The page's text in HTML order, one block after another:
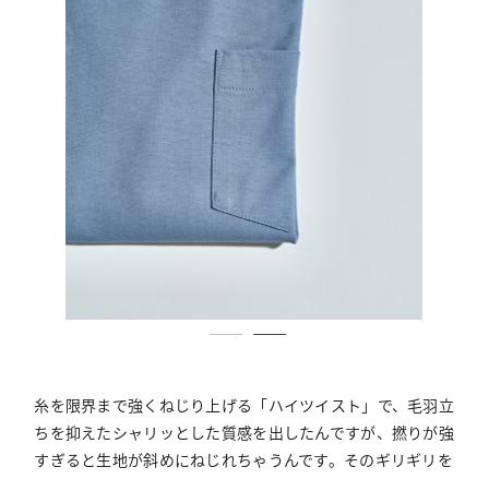
糸を限界まで強くねじり上げる「ハイツイスト」で、毛羽立
ちを抑えたシャリッとした質感を出したんですが、撚りが強
すぎると生地が斜めにねじれちゃうんです。そのギリギリを